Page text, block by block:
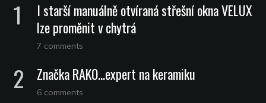
I starší manuálně otvíraná střešní okna VELUX
lze proměnit v chytrá
7 comments
Značka RAKO…expert na keramiku
6 comments